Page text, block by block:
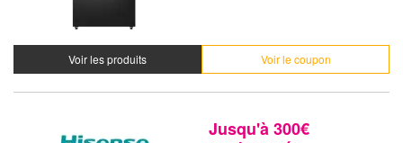
Voir les produits Voir le coupon
Jusqu'à 300€